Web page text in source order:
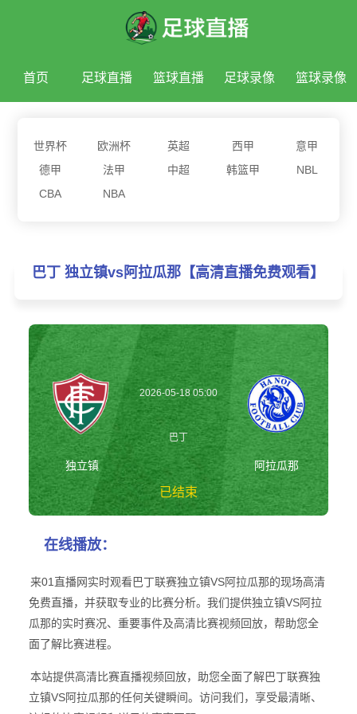
首页 足球直播 篮球直播 足球录像 篮球录像
世界杯 欧洲杯 英超 西甲
意甲
德甲
法甲 中超 韩篮甲
NBL
CBA
NBA
巴丁 独立镇vs阿拉瓜那【高清直播免费观看】
独立镇
2026-05-18 05:00
巴丁
已结束
阿拉瓜那
在线播放：
来01直播网实时观看巴丁联赛独立镇VS阿拉瓜那的现场高清
免费直播，并获取专业的比赛分析。我们提供独立镇VS阿拉
瓜那的实时赛况、重要事件及高清比赛视频回放，帮助您全
面了解比赛进程。
本站提供高清比赛直播视频回放，助您全面了解巴丁联赛独
立镇VS阿拉瓜那的任何关键瞬间。访问我们，享受最清晰、